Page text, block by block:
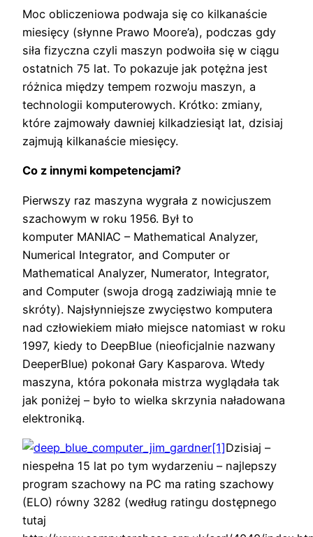
Moc obliczeniowa podwaja się co kilkanaście
miesięcy (słynne Prawo Moore’a), podczas gdy
siła fizyczna czyli maszyn podwoiła się w ciągu
ostatnich 75 lat. To pokazuje jak potężna jest
różnica między tempem rozwoju maszyn, a
technologii komputerowych. Krótko: zmiany,
które zajmowały dawniej kilkadziesiąt lat, dzisiaj
zajmują kilkanaście miesięcy.
Co z innymi kompetencjami?
Pierwszy raz maszyna wygrała z nowicjuszem
szachowym w roku 1956. Był to
komputer MANIAC – Mathematical Analyzer,
Numerical Integrator, and Computer or
Mathematical Analyzer, Numerator, Integrator,
and Computer (swoja drogą zadziwiają mnie te
skróty). Najsłynniejsze zwycięstwo komputera
nad człowiekiem miało miejsce natomiast w roku
1997, kiedy to DeepBlue (nieoficjalnie nazwany
DeeperBlue) pokonał Gary Kasparova. Wtedy
maszyna, która pokonała mistrza wyglądała tak
jak poniżej – było to wielka skrzynia naładowana
elektroniką.
Dzisiaj –
niespełna 15 lat po tym wydarzeniu – najlepszy
program szachowy na PC ma rating szachowy
(ELO) równy 3282 (według ratingu dostępnego
tutaj